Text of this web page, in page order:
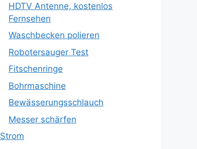
HDTV Antenne, kostenlos
Fernsehen
Waschbecken polieren
Robotersauger Test
Fitschenringe
Bohrmaschine
Bewässerungsschlauch
Messer schärfen
Strom